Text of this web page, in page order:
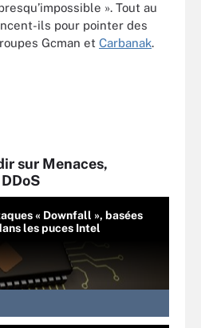
». Tout au
ils pour pointer des
Gcman et Carbanak.
sur Menaces,
« Downfall », basées
les puces Intel